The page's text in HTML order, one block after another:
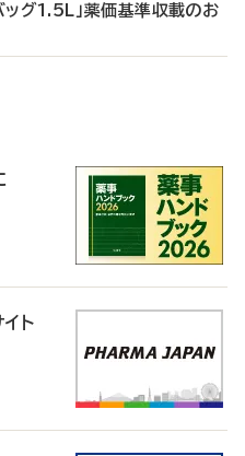
グ1.5L」薬価基準収載のお
ト